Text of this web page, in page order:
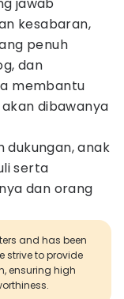
kesabaran,
penuh
dan
membantu
dibawanya
dukungan, anak
serta
dan orang
and has been
strive to provide
ensuring high